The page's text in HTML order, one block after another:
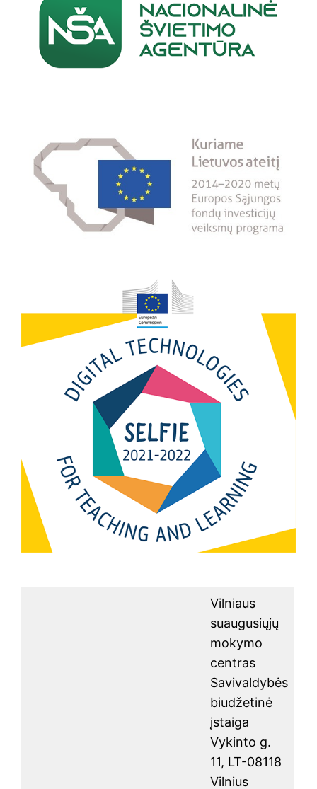
Vilniaus
suaugusiųjų
mokymo
centras
Savivaldybės
biudžetinė
įstaiga
Vykinto g.
11, LT-08118
Vilnius